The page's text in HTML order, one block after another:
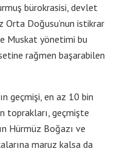
bürokrasisi, devlet
Orta Doğusu’nun istikrar
Muskat yönetimi bu
rağmen başarabilen
geçmişi, en az 10 bin
toprakları, geçmişte
Hürmüz Boğazı ve
maruz kalsa da